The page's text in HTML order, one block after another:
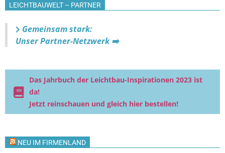
LEICHTBAUWELT – PARTNER
Gemeinsam stark:
Unser Partner-Netzwerk ➡️
Das Jahrbuch der Leichtbau-Inspirationen 2023 ist
da!
Jetzt reinschauen und gleich hier bestellen!
NEU IM FIRMENLAND